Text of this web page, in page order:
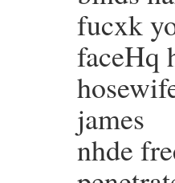
fucxk
faceHq
james
nhde